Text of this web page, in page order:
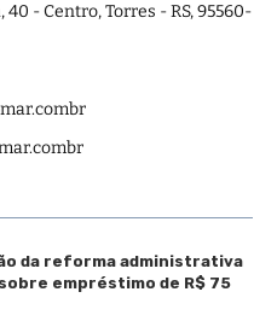
- Centro, Torres - RS, 95560-
da reforma administrativa
empréstimo de R$ 75